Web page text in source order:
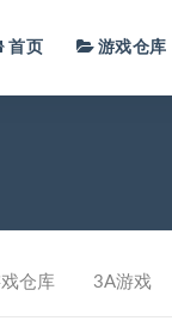
首页 游戏仓库
仓库 3A游戏